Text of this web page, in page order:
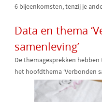
6 bijeenkomsten, tenzij je
Data en thema
samenleving’
De themagesprekken
het hoofdthema ‘Verbonden